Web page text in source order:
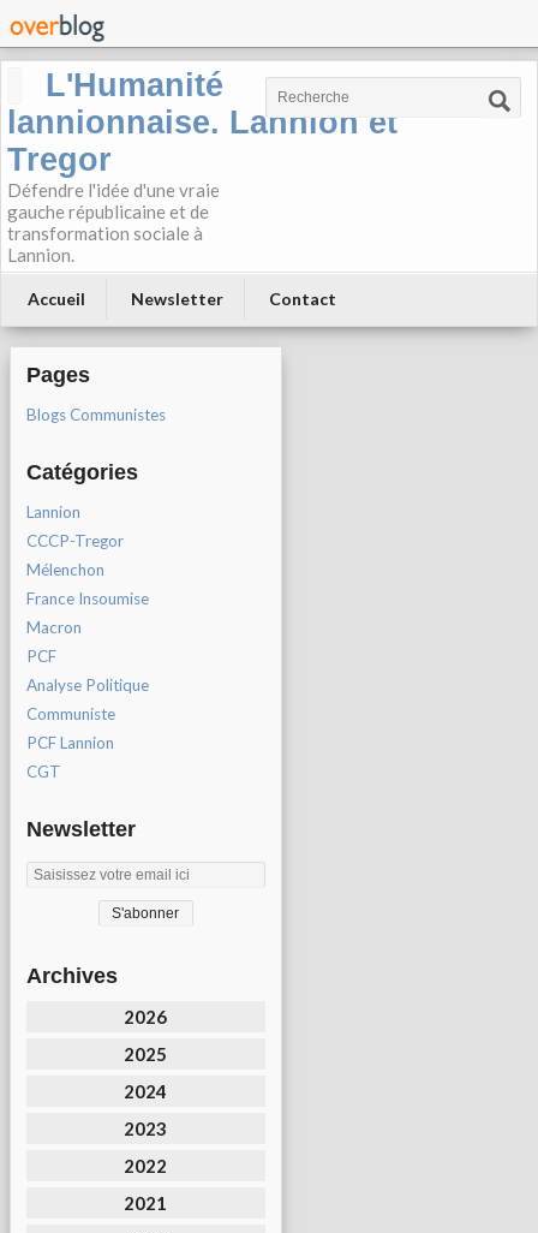
L'Humanité
lannionnaise. Lannion et
Tregor
Défendre l'idée d'une vraie
gauche républicaine et de
transformation sociale à
Lannion.
Accueil Newsletter Contact
Pages
Blogs Communistes
Catégories
Lannion
CCCP-Tregor
Mélenchon
France Insoumise
Macron
PCF
Analyse Politique
Communiste
PCF Lannion
CGT
Newsletter
Archives
2026
2025
2024
2023
2022
2021